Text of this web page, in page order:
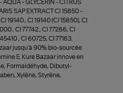
- GLYCERIN - CITRUS
SAP EXTRACT CI 15850 -
19140 , CI 19140 (CI 15850), CI
, CI 77742 , CI 77266, CI
, CI 60725, CI 77163.
jusqu’à 90% bio-sourcée
E. Kure Bazaar innove en
Formaldéhyde, Dibutyl-
Xylêne, Styrêne,